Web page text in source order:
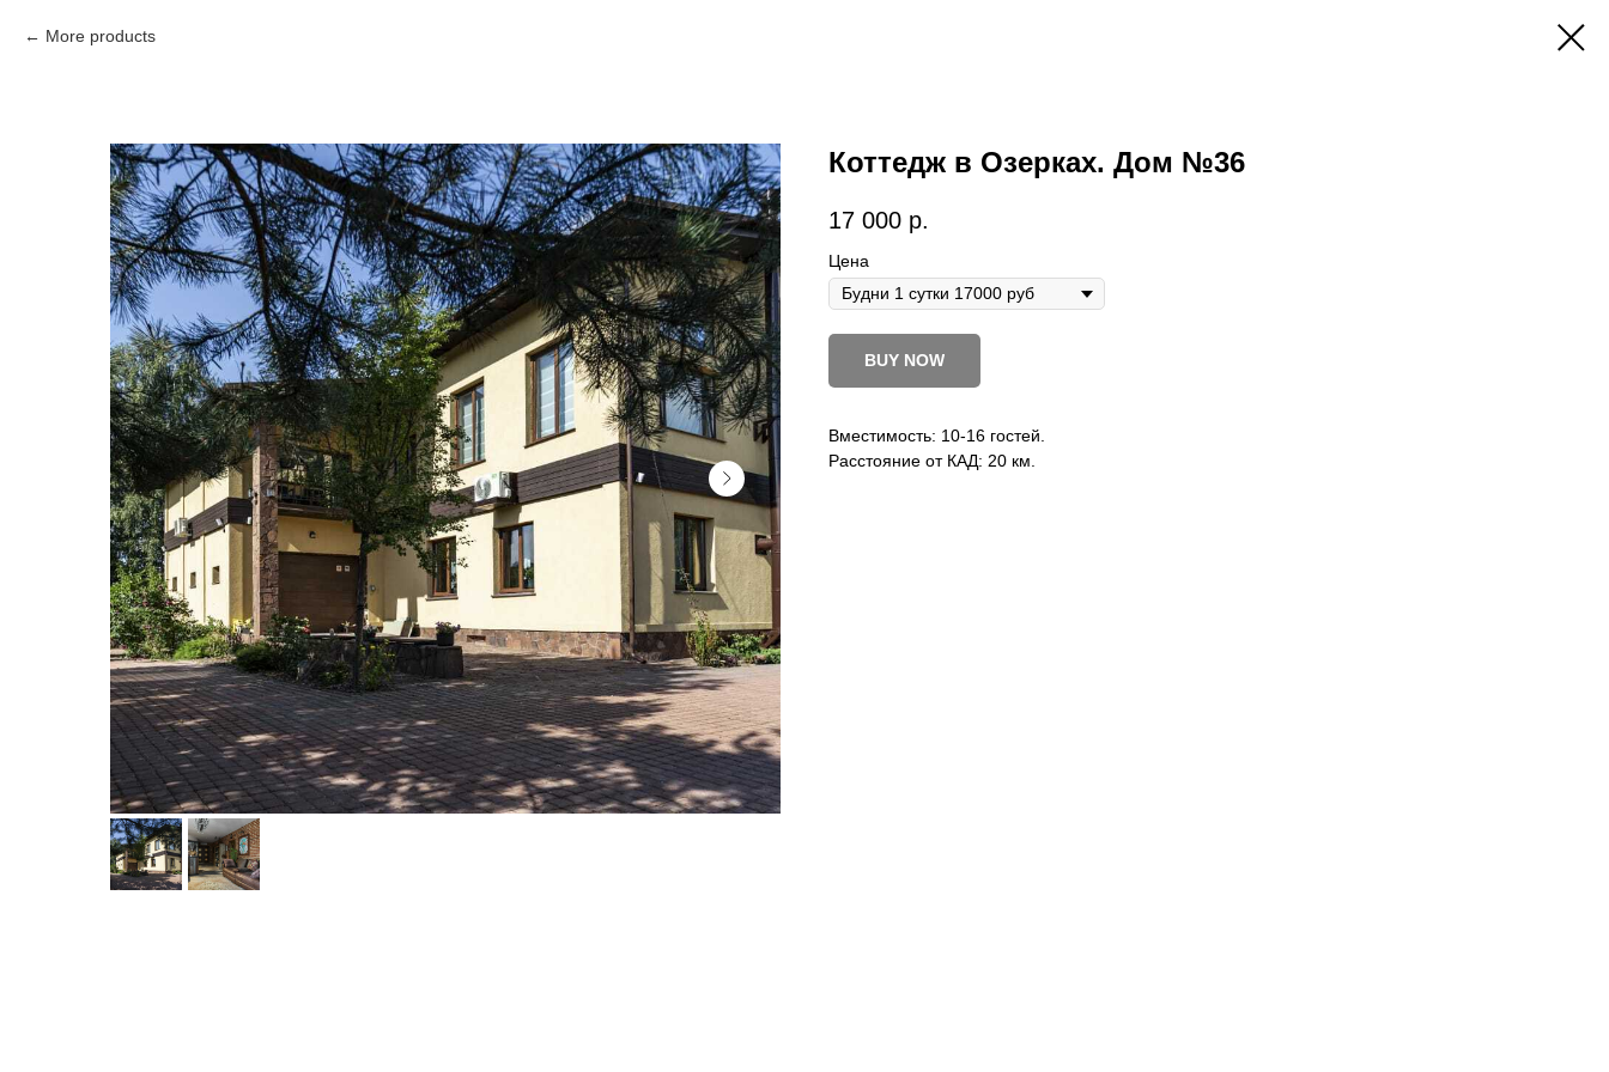
More products
Коттедж в Озерках. Дом №36
17 000 р.
Цена
BUY NOW
Вместимость: 10-16 гостей.
Расстояние от КАД: 20 км.